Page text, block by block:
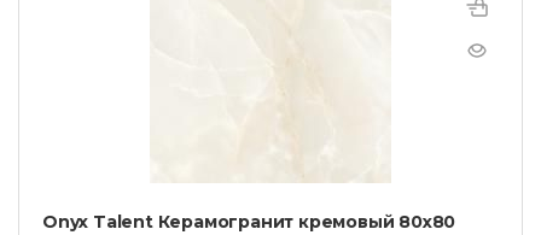
Onyx Talent Керамогранит кремовый 80х80